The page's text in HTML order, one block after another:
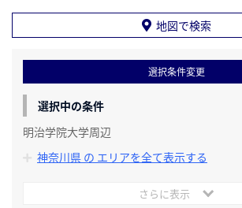
地図で検索
選択条件変更
選択中の条件
明治学院大学周辺
神奈川県 の エリアを全て表示する
さらに表示